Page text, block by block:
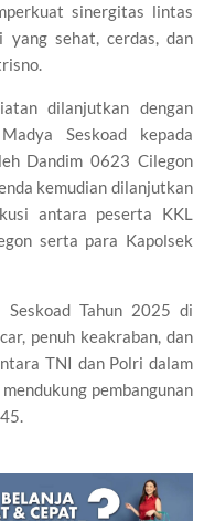
sinergitas lintas
yang sehat, cerdas, dan
dilanjutkan dengan
Seskoad kepada
Dandim 0623 Cilegon
kemudian dilanjutkan
antara peserta KKL
serta para Kapolsek
Tahun 2025 di
penuh keakraban, dan
TNI dan Polri dalam
pembangunan